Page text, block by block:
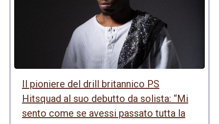
Il pioniere del drill britannico PS
Hitsquad al suo debutto da solista: “Mi
sento come se avessi passato tutta la